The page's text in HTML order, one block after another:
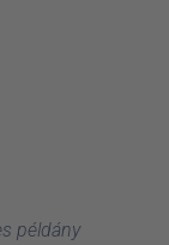
példány